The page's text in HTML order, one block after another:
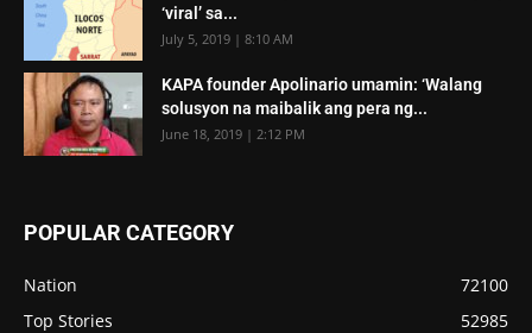
‘viral’ sa...
July 5, 2019 | 8:10 AM
KAPA founder Apolinario umamin: ‘Walang
solusyon na maibalik ang pera ng...
June 18, 2019 | 2:12 PM
POPULAR CATEGORY
Nation
72100
Top Stories
52985